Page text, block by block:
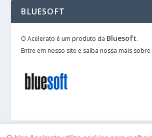
BLUESOFT
O Acelerato é um produto da Bluesoft.
Entre em nosso site e saiba nossa mais sobre